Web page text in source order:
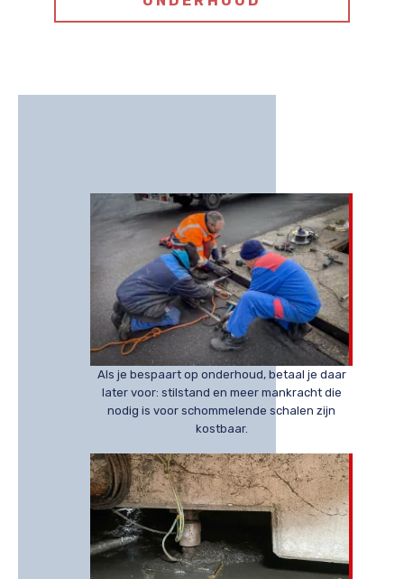
Als je bespaart op onderhoud, betaal je daar
later voor: stilstand en meer mankracht die
nodig is voor schommelende schalen zijn
kostbaar.